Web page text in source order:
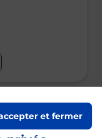
et fermer